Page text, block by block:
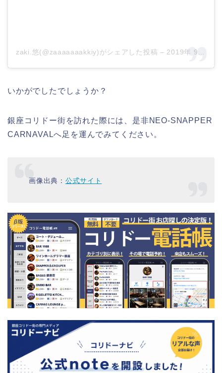
zaki.悠(@zaaaaaaakkiy)がシェアした投稿 – 2019年 9月月20日午後5時44分PDT
いかがでしたでしょうか？
銀座コリドー街を訪れた際には、是非NEO-SNAPPER
CARNAVALへ足を運んでみてください。
画像出典： 公式サイト